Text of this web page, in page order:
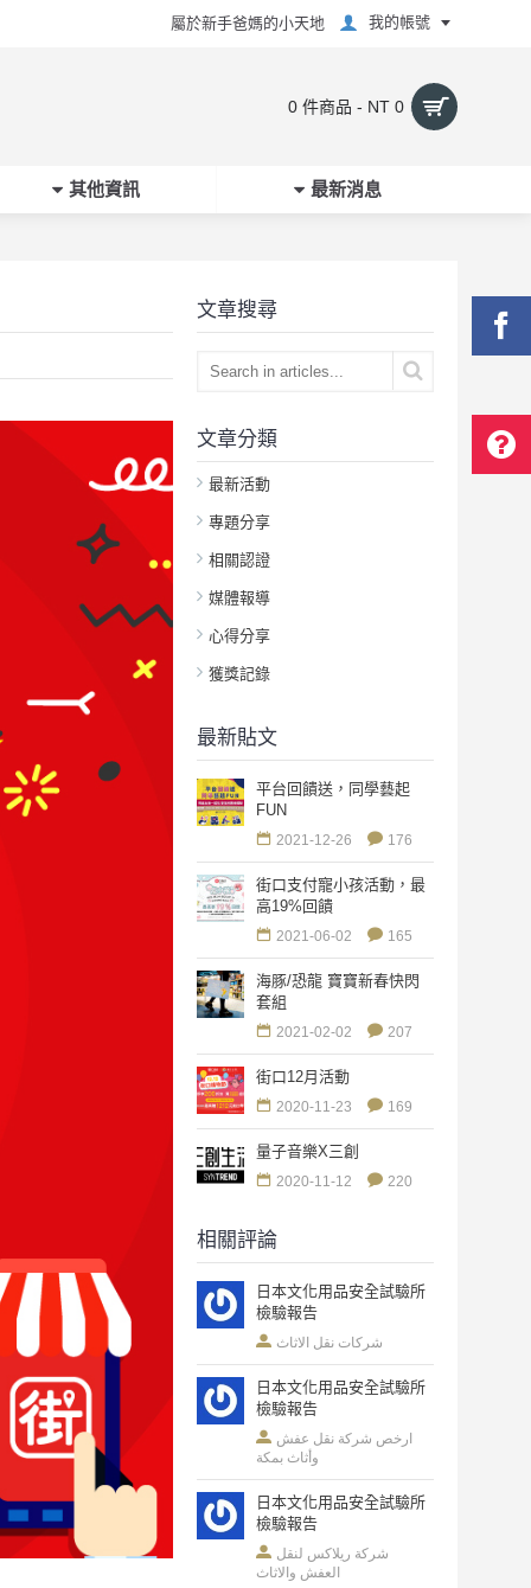
屬於新手爸媽的小天地 我的帳號
0 件商品 - NT 0
其他資訊 最新消息
文章搜尋
文章分類
最新活動
專題分享
相關認證
媒體報導
心得分享
獲獎記錄
最新貼文
平台回饋送，同學藝起
FUN
2021-12-26 176
街口支付寵小孩活動，最
高19%回饋
2021-06-02 165
海豚/恐龍 寶寶新春快閃
套組
2021-02-02 207
街口12月活動
2020-11-23 169
量子音樂X三創
2020-11-12 220
相關評論
日本文化用品安全試驗所
檢驗報告
شركات نقل الاثاث
日本文化用品安全試驗所
檢驗報告
ارخص شركة نقل عفش
وأثاث بمكة
日本文化用品安全試驗所
檢驗報告
شركة ريلاكس لنقل
العفش والاثاث